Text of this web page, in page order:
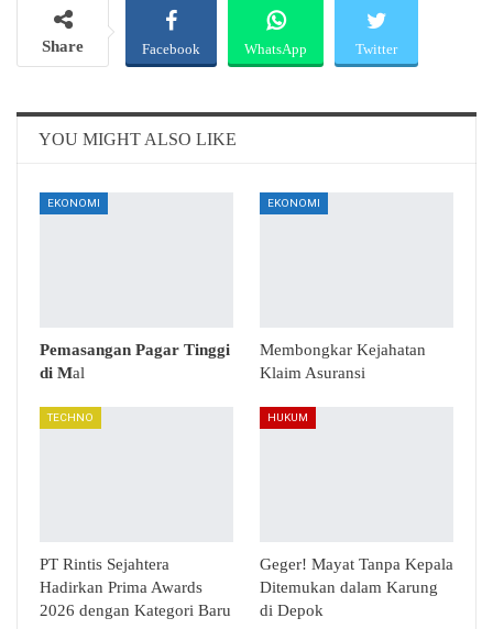
Share Facebook WhatsApp Twitter
YOU MIGHT ALSO LIKE
EKONOMI
Pemasangan Pagar Tinggi
di Mal
EKONOMI
Membongkar Kejahatan
Klaim Asuransi
TECHNO
PT Rintis Sejahtera
Hadirkan Prima Awards
2026 dengan Kategori Baru
HUKUM
Geger! Mayat Tanpa Kepala
Ditemukan dalam Karung
di Depok